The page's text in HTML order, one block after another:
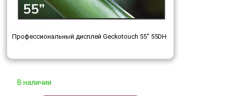
Профессиональный дисплей Geckotouch 55" 55DH
В наличии